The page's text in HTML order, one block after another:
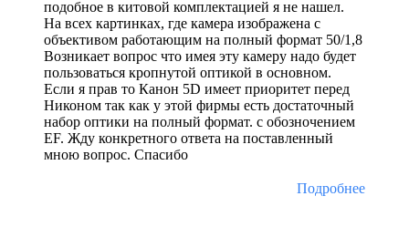
подобное в китовой комплектацией я не нашел.
На всех картинках, где камера изображена с
объективом работающим на полный формат 50/1,8
Возникает вопрос что имея эту камеру надо будет
пользоваться кропнутой оптикой в основном.
Если я прав то Канон 5D имеет приоритет перед
Никоном так как у этой фирмы есть достаточный
набор оптики на полный формат. с обозночением
EF. Жду конкретного ответа на поставленный
мною вопрос. Спасибо
Подробнее